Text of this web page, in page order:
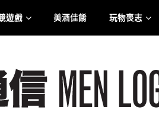
遊戲 美酒佳餚 玩物喪志
25/07/2026
最高規格的防護... 21/07/2026
題注入生活能量... 12/07/2026